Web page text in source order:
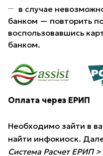
в случае
банком — повторить
воспользовавшись
банком.
Оплата через ЕРИП
Необходимо зайти в
найти инфокиоск.
Система Расчет ЕРИП